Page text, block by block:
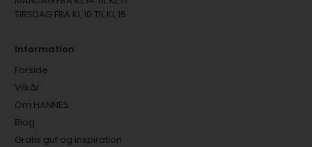
TIRSDAG FRA KL 10 TIL KL 15
Information
Forside
Vilkår
Om HANNES
Blog
Gratis guf og inspiration